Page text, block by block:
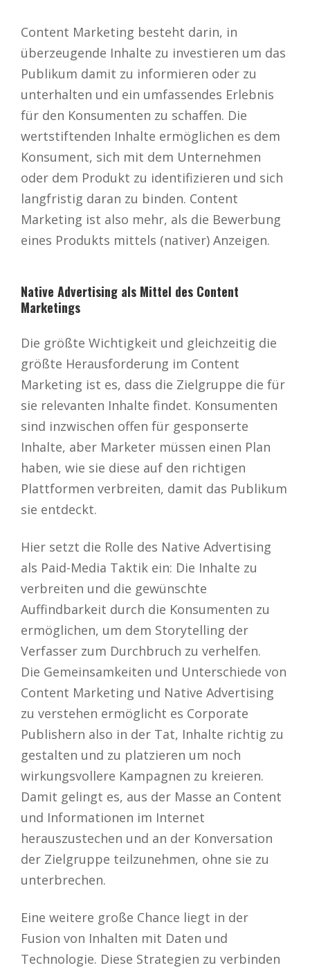
Content Marketing besteht darin, in
überzeugende Inhalte zu investieren um das
Publikum damit zu informieren oder zu
unterhalten und ein umfassendes Erlebnis
für den Konsumenten zu schaffen. Die
wertstiftenden Inhalte ermöglichen es dem
Konsument, sich mit dem Unternehmen
oder dem Produkt zu identifizieren und sich
langfristig daran zu binden. Content
Marketing ist also mehr, als die Bewerbung
eines Produkts mittels (nativer) Anzeigen.
Native Advertising als Mittel des Content
Marketings
Die größte Wichtigkeit und gleichzeitig die
größte Herausforderung im Content
Marketing ist es, dass die Zielgruppe die für
sie relevanten Inhalte findet. Konsumenten
sind inzwischen offen für gesponserte
Inhalte, aber Marketer müssen einen Plan
haben, wie sie diese auf den richtigen
Plattformen verbreiten, damit das Publikum
sie entdeckt.
Hier setzt die Rolle des Native Advertising
als Paid-Media Taktik ein: Die Inhalte zu
verbreiten und die gewünschte
Auffindbarkeit durch die Konsumenten zu
ermöglichen, um dem Storytelling der
Verfasser zum Durchbruch zu verhelfen.
Die Gemeinsamkeiten und Unterschiede von
Content Marketing und Native Advertising
zu verstehen ermöglicht es Corporate
Publishern also in der Tat, Inhalte richtig zu
gestalten und zu platzieren um noch
wirkungsvollere Kampagnen zu kreieren.
Damit gelingt es, aus der Masse an Content
und Informationen im Internet
herauszustechen und an der Konversation
der Zielgruppe teilzunehmen, ohne sie zu
unterbrechen.
Eine weitere große Chance liegt in der
Fusion von Inhalten mit Daten und
Technologie. Diese Strategien zu verbinden